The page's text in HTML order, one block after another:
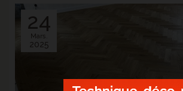
24
Mars.
2025